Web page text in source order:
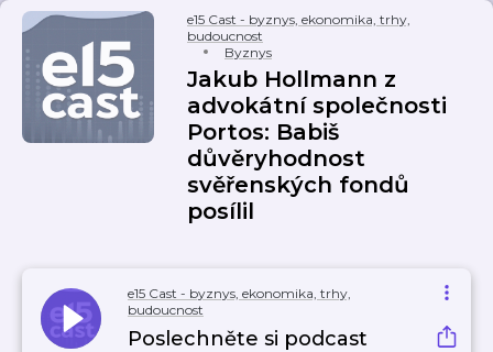
e15 Cast - byznys, ekonomika, trhy,
budoucnost
Byznys
Jakub Hollmann z
advokátní společnosti
Portos: Babiš
důvěryhodnost
svěřenských fondů
posílil
e15 Cast - byznys, ekonomika, trhy,
budoucnost
Poslechněte si podcast